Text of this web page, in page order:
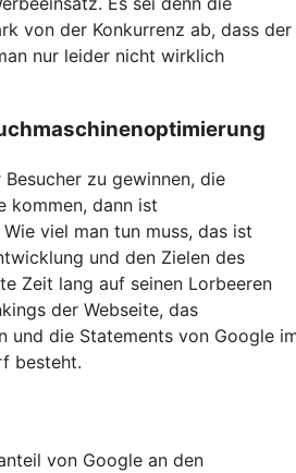
von der Konkurrenz ab, dass der
nur leider nicht wirklich
zu gewinnen, die
kommen, dann ist
viel man tun muss, das ist
und den Zielen des
Zeit lang auf seinen Lorbeeren
der Webseite, das
und die Statements von Google
besteht.
von Google an den